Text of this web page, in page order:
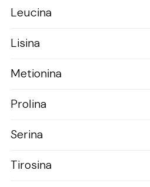
Leucina
Lisina
Metionina
Prolina
Serina
Tirosina